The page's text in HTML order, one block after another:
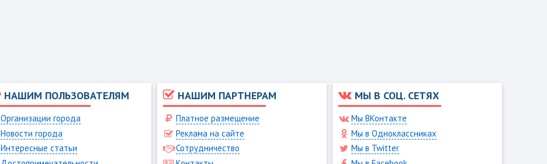
НАШИМ ПОЛЬЗОВАТЕЛЯМ
Организации города
Новости города
Интересные статьи
НАШИМ ПАРТНЕРАМ
Платное размещение
Реклама на сайте
Сотрудничество
МЫ В СОЦ. СЕТЯХ
Мы ВКонтакте
Мы в Одноклассниках
Мы в Twitter